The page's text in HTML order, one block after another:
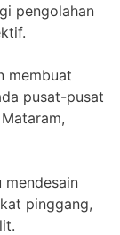
pengolahan
membuat
pusat-pusat
mendesain
pinggang,